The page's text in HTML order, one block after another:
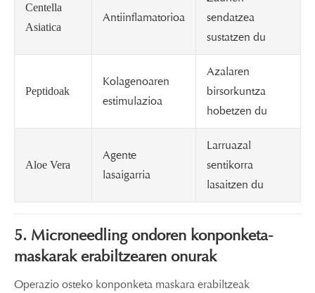
Centella
Asiatica
Antiinflamatorioa
sendatzea
sustatzen du
Peptidoak
Kolagenoaren
estimulazioa
Azalaren
birsorkuntza
hobetzen du
Aloe Vera
Agente
lasaigarria
Larruazal
sentikorra
lasaitzen du
5. Microneedling ondoren konponketa-
maskarak erabiltzearen onurak
Operazio osteko konponketa maskara erabiltzeak